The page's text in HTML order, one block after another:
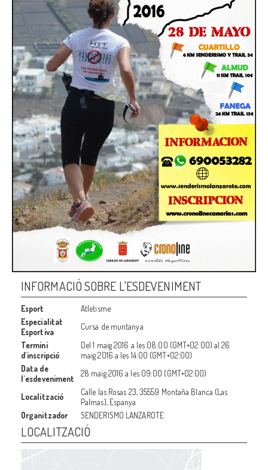
INFORMACIÓ SOBRE L'ESDEVENIMENT
Esport
Atletisme
Especialitat
Esportiva
Cursa de muntanya
Termini
d'inscripció
Del1 maig 2016 a les 08:00 (GMT+02:00) al26
maig 2016 a les 14:00 (GMT+02:00)
Data de
l'esdeveniment
28 maig 2016 a les 09:00 (GMT+02:00)
Localització
Calle las Rosas 23, 35559 Montaña Blanca (Las
Palmas), Espanya
Organitzador
SENDERISMO LANZAROTE
LOCALITZACIÓ